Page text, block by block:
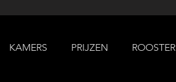
KAMERS PRIJZEN ROOSTER